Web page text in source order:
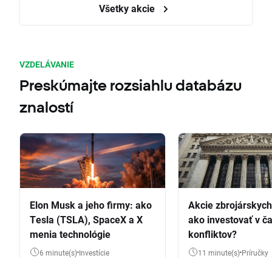
Všetky akcie
VZDELÁVANIE
Preskúmajte rozsiahlu databázu
znalostí
Elon Musk a jeho firmy: ako
Tesla (TSLA), SpaceX a X
menia technológie
6 minute(s) Investície
Akcie
ako investovať v
konfliktov?
11 minute(s) Príručky